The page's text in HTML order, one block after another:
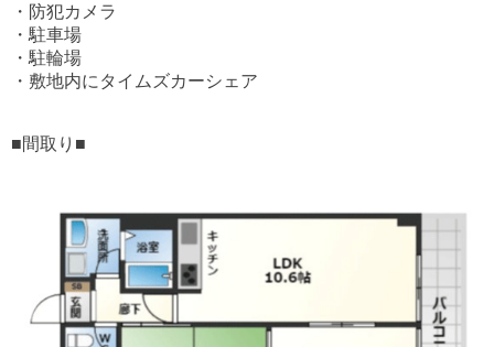
・防犯カメラ
・駐車場
・駐輪場
・敷地内にタイムズカーシェア
■間取り■